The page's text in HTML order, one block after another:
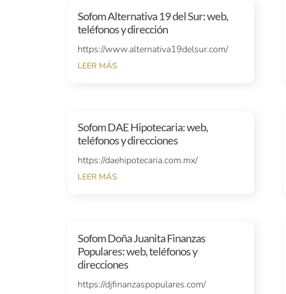
Sofom Alternativa 19 del Sur: web,
teléfonos y dirección
https://www.alternativa19delsur.com/
LEER MÁS
Sofom DAE Hipotecaria: web,
teléfonos y direcciones
https://daehipotecaria.com.mx/
LEER MÁS
Sofom Doña Juanita Finanzas
Populares: web, teléfonos y
direcciones
https://djfinanzaspopulares.com/